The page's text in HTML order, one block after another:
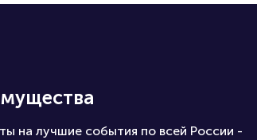
на лучшие события по всей России -